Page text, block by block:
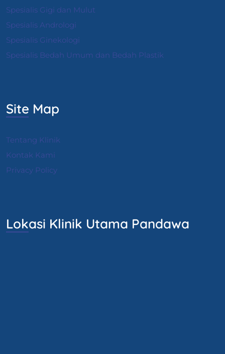
Spesialis Gigi dan Mulut
Spesialis Andrologi
Spesialis Ginekologi
Spesialis Bedah Umum dan Bedah Plastik
Site Map
Tentang Klinik
Kontak Kami
Privacy Policy
Lokasi Klinik Utama Pandawa